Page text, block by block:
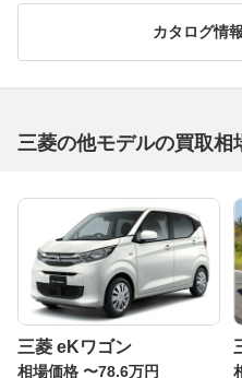
カタログ情
三菱の他モデルの買取相
三菱 eKワゴン
相場価格 〜78.6万円